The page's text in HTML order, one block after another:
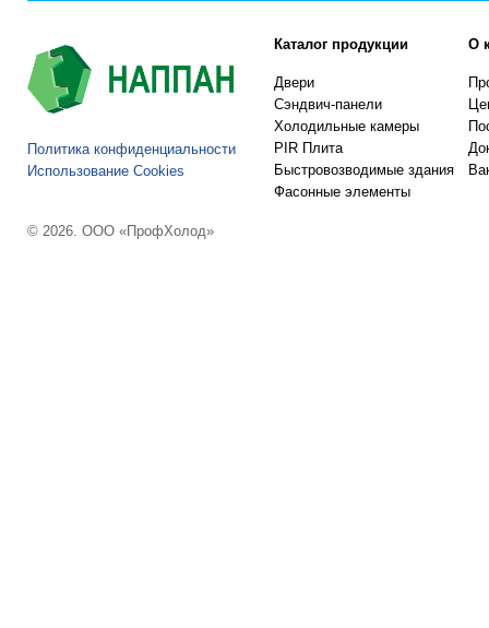
Политика конфиденциальности
Использование Cookies
© 2026. ООО «ПрофХолод»
Каталог продукции
Двери
Сэндвич-панели
Холодильные камеры
PIR Плита
Быстровозводимые здания
Фасонные элементы
О